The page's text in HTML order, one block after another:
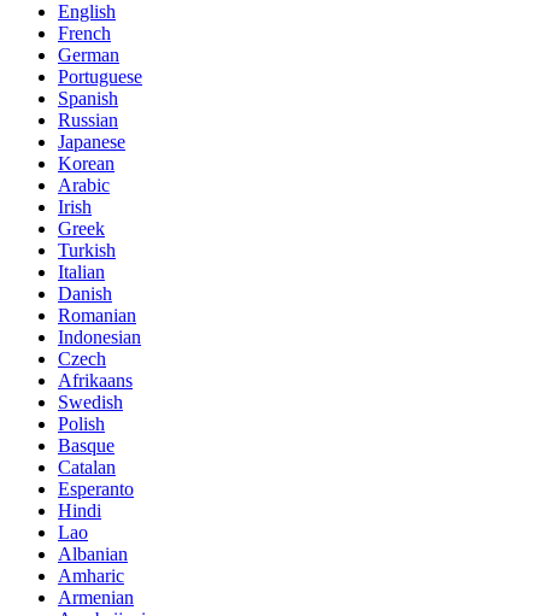
English
French
German
Portuguese
Spanish
Russian
Japanese
Korean
Arabic
Irish
Greek
Turkish
Italian
Danish
Romanian
Indonesian
Czech
Afrikaans
Swedish
Polish
Basque
Catalan
Esperanto
Hindi
Lao
Albanian
Amharic
Armenian